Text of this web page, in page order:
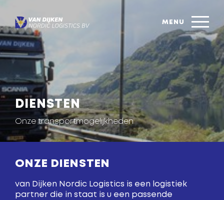
DIENSTEN
Onze transportmogelijkheden
ONZE DIENSTEN
van Dijken Nordic Logistics is een logistiek
partner die in staat is u een passende